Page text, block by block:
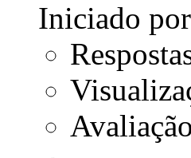
Iniciado por